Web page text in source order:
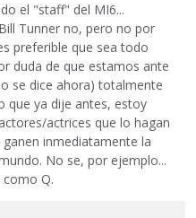
el "staff" del MI6...
Tunner no, pero no por
preferible que sea todo
duda de que estamos ante
se dice ahora) totalmente
que ya dije antes, estoy
actrices que lo hagan
inmediatamente la
No se, por ejemplo...
Q.